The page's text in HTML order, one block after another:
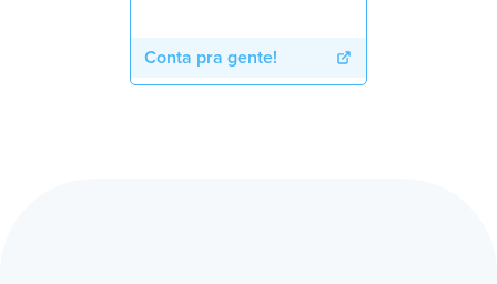
Conta pra gente!